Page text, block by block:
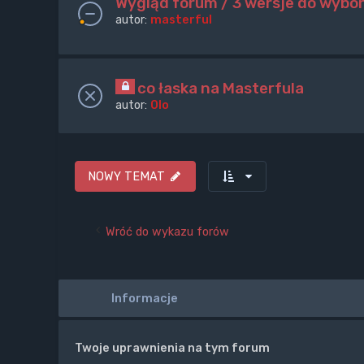
autor: masterful
co łaska na Masterfula
autor: Olo
NOWY TEMAT
Wróć do wykazu forów
Informacje
Twoje uprawnienia na tym forum